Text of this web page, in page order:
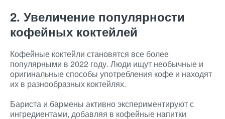
2. Увеличение популярности
кофейных коктейлей
Кофейные коктейли становятся все более
популярными в 2022 году. Люди ищут необычные и
оригинальные способы употребления кофе и находят
их в разнообразных коктейлях.
Бариста и бармены активно экспериментируют с
ингредиентами, добавляя в кофейные напитки